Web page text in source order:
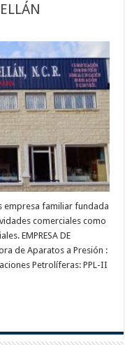
INDUSTRIAL
empresa familiar fundada
comerciales como
EMPRESA DE
de Aparatos a Presión :
Petrolíferas: PPL-II